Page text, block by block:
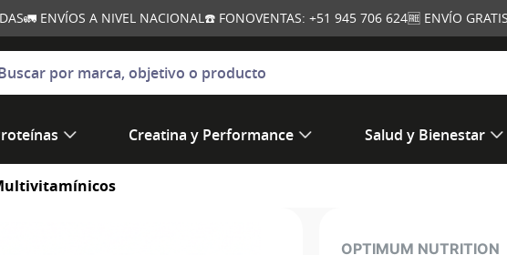
🚛 ENVÍOS A NIVEL NACIONAL☎️ FONOVENTAS: +51 945 706 624🆓 ENVÍO
marca, objetivo o producto
Creatina y Performance Salud y Bienestar
OPTIMUM NUTRITION